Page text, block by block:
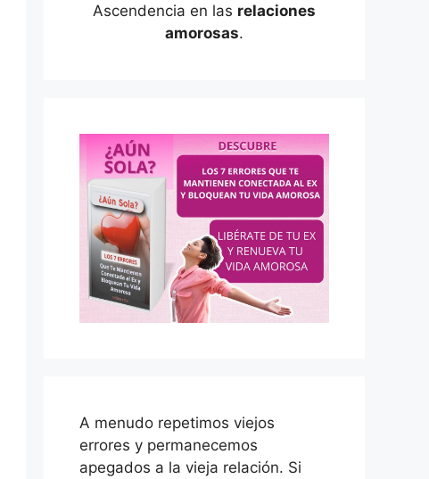
Ascendencia en las relaciones
amorosas.
A menudo repetimos viejos
errores y permanecemos
apegados a la vieja relación. Si